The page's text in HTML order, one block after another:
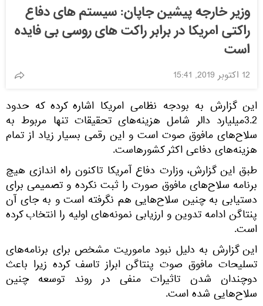
وزیر خارجه پیشین جاپان: سیستم های دفاع
راکتی امریکا در برابر راکت های روسی بی فایده
است
12 اکتوبر 2019, 15:41
این گزارش به بودجه نظامی امریکا اشاره کرده که حدود
3.2میلیارد دالر شامل هزینه‌های تحقیقات تنها مربوط به
سلاح‌های مافوق صوت است و این رقمی بسیار زیاد از تمام
هزینه‌های دفاعی اکثر کشورهاست.
طبق این گزارش، وزارت دفاع آمریکا تاکنون راه اندازی هیچ
برنامه‌ سلاح‌های مافوق صورت را ثبت نکرده و تصمیمی برای
دستیابی به چنین سلاح‌هایی هم نگرفته است و به جای آن
پنتاگن ادامه تدوین و ارزیابی نمونه‌های اولیه را انتخاب کرده
است.
این گزارش به دلیل نبود ماموریت مشخص برای برنامه‌های
تسلیحات مافوق صوت پنتاگن ابراز تاسف کرده زیرا باعث
دوچندان شدن تاثیرات منفی در روند توسعه چنین
سلاح‌هایی شده است.